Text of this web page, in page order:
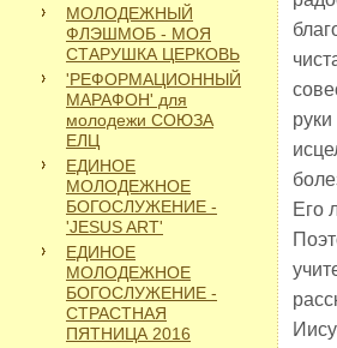
МОЛОДЕЖНЫЙ
ФЛЭШМОБ - МОЯ
СТАРУШКА ЦЕРКОВЬ
'РЕФОРМАЦИОННЫЙ
МАРАФОН' для
молодежи СОЮЗА
ЕЛЦ
ЕДИНОЕ
МОЛОДЕЖНОЕ
БОГОСЛУЖЕНИЕ -
'JESUS ART'
ЕДИНОЕ
МОЛОДЕЖНОЕ
БОГОСЛУЖЕНИЕ -
СТРАСТНАЯ
ПЯТНИЦА 2016
Его